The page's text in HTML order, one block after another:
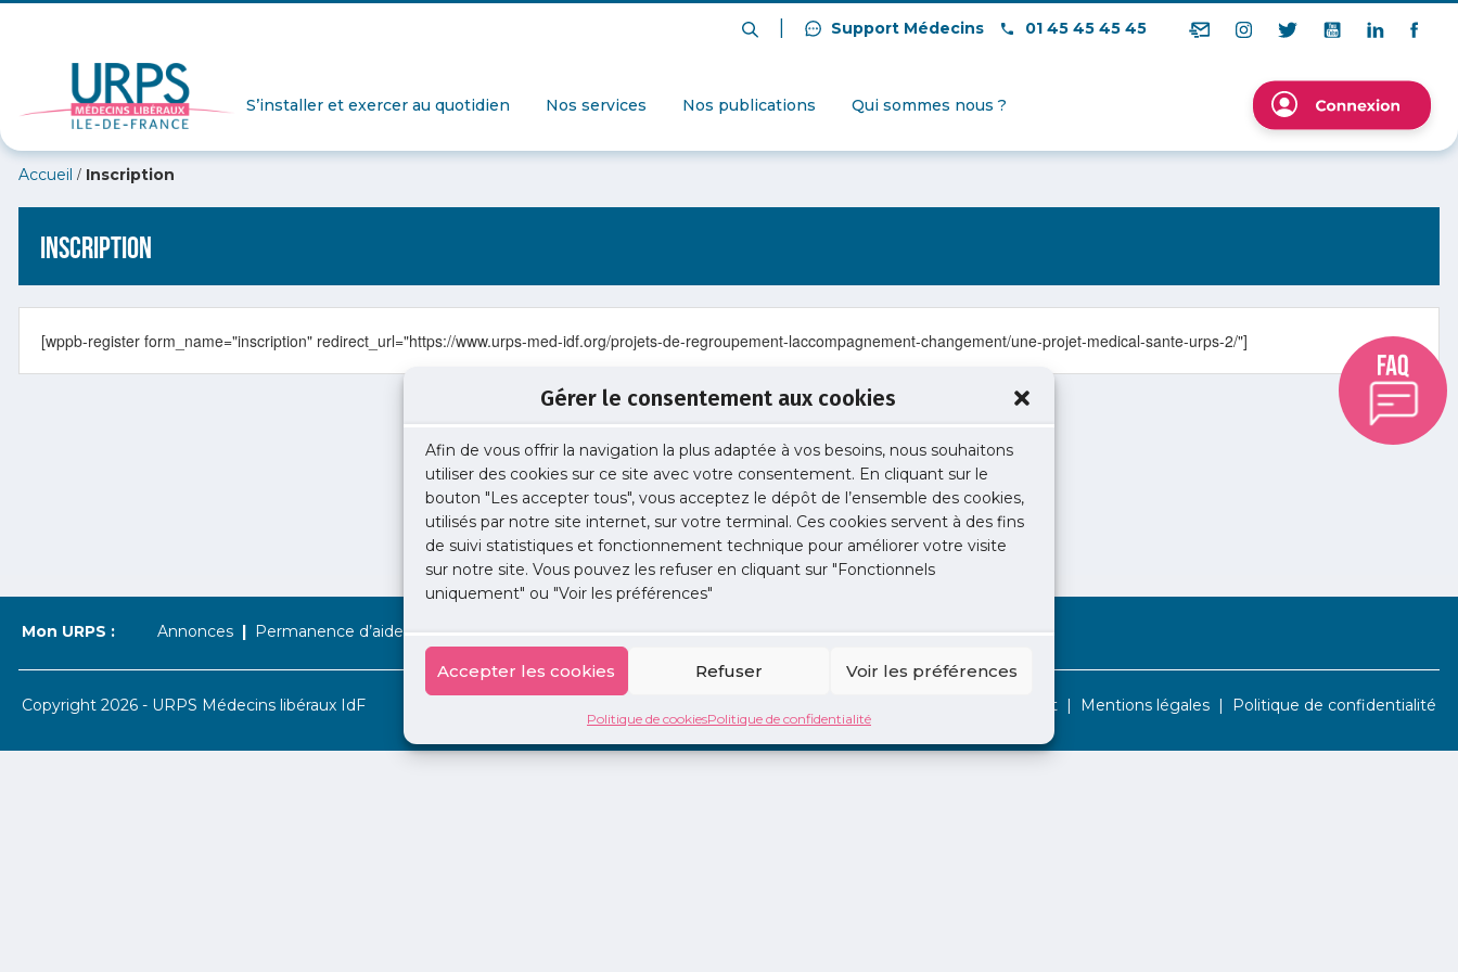
Gérer le consentement aux cookies
Afin de vous offrir la navigation la plus adaptée à vos besoins, nous souhaitons
utiliser des cookies sur ce site avec votre consentement. En cliquant sur le
bouton "Les accepter tous", vous acceptez le dépôt de l’ensemble des cookies,
utilisés par notre site internet, sur votre terminal. Ces cookies servent à des fins
de suivi statistiques et fonctionnement technique pour améliorer votre visite
sur notre site. Vous pouvez les refuser en cliquant sur "Fonctionnels
uniquement" ou "Voir les préférences"
Accepter les cookies Refuser Voir les préférences
Politique de cookiesPolitique de confidentialité
Support Médecins 01 45 45 45 45
S’installer et exercer au quotidien Nos services Nos publications Qui sommes nous ?
Accueil / Inscription
Inscription
[wppb-register form_name="inscription" redirect_url="https://www.urps-med-idf.org/projets-de-regroupement-laccompagnement-changement/une-projet-medical-sante-urps-2/"]
Mon URPS : Annonces Permanence d’aide à l’installation La Centrale 2 jours en libéral Adopte 1 Doc
Copyright 2026 - URPS Médecins libéraux IdF Contact Mentions légales Politique de confidentialité